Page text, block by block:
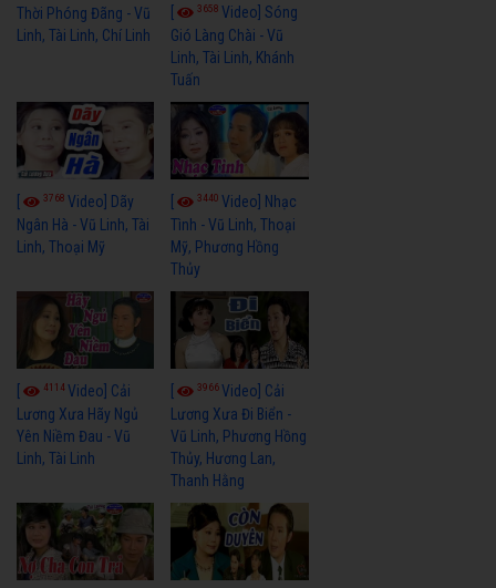
Thời Phóng Đãng - Vũ
Linh, Tài Linh, Chí Linh
3658Video] Sóng
Gió Làng Chài - Vũ
Linh, Tài Linh, Khánh
Tuấn
3768 Video] Dãy
Ngân Hà - Vũ Linh, Tài
Linh, Thoại Mỹ
3440Video] Nhạc
Tình - Vũ Linh, Thoại
Mỹ, Phương Hồng
Thủy
4114Video] Cải
Lương Xưa Hãy Ngủ
Yên Niềm Đau - Vũ
Linh, Tài Linh
3966Video] Cải
Lương Xưa Đi Biển -
Vũ Linh, Phương Hồng
Thủy, Hương Lan,
Thanh Hằng